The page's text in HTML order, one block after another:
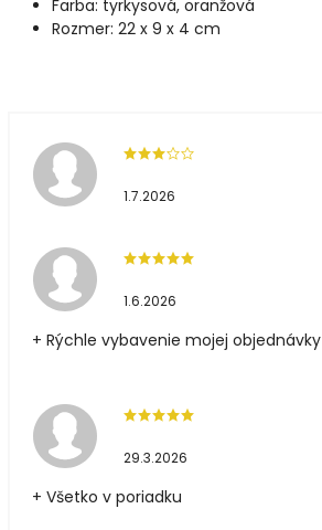
Farba: tyrkysová, oranžová
Rozmer: 22 x 9 x 4 cm
1.7.2026
1.6.2026
+ Rýchle vybavenie mojej objednávky
29.3.2026
+ Všetko v poriadku